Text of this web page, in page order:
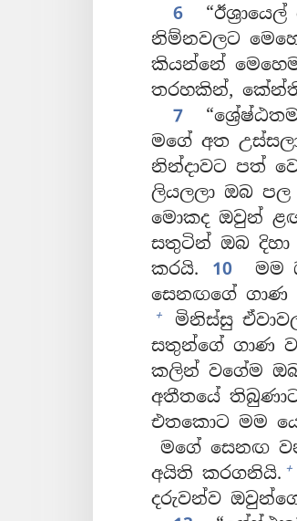
6
නිම්නවලට
කියන්නේ
තරහකින්,
7
මගේ අත
නින්දාවට පත්
ලියලලා ඔබ පල
මොකද ඔවුන්
සතුටින් ඔබ දිහා
කරයි.
10
මම
සෙනඟගේ
+ මිනිස්සු
සතුන්ගේ ගාණ
කලින් වගේම
අතීතයේ
එතකොට මම
මගේ සෙනඟ
අයිති කරගනියි. +
දරුවන්ව